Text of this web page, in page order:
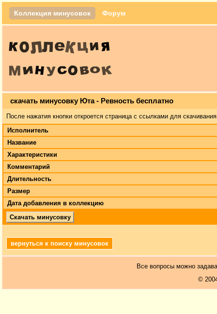
Коллекция минусовок Форум
скачать минусовку Юта - Ревность бесплатно
После нажатия кнопки откроется страница с ссылками для
Исполнитель
Название
Характеристики
Комментарий
Длительность
Размер
Дата добавления в коллекцию
Скачать минусовку
вернуться к поиску минусовок
Все вопросы можно
©